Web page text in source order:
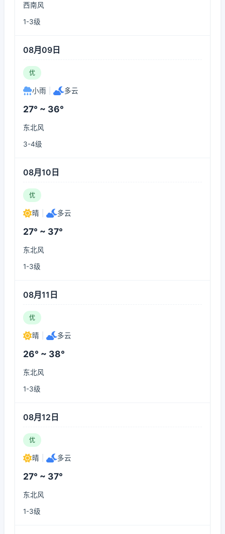
西南风
1-3级
08月09日
优
小雨 多云
27° ~ 36°
东北风
3-4级
08月10日
优
晴 多云
27° ~ 37°
东北风
1-3级
08月11日
优
晴 多云
26° ~ 38°
东北风
1-3级
08月12日
优
晴 多云
27° ~ 37°
东北风
1-3级